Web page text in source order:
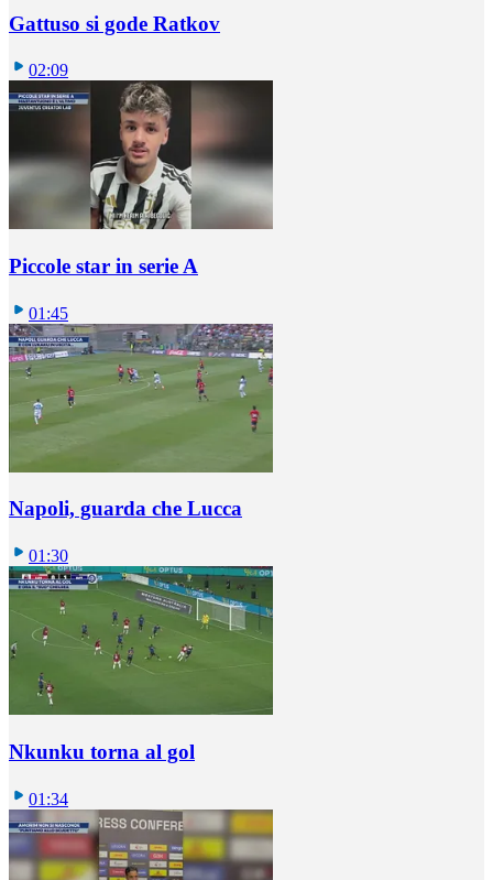
Gattuso si gode Ratkov
02:09
Piccole star in serie A
01:45
Napoli, guarda che Lucca
01:30
Nkunku torna al gol
01:34